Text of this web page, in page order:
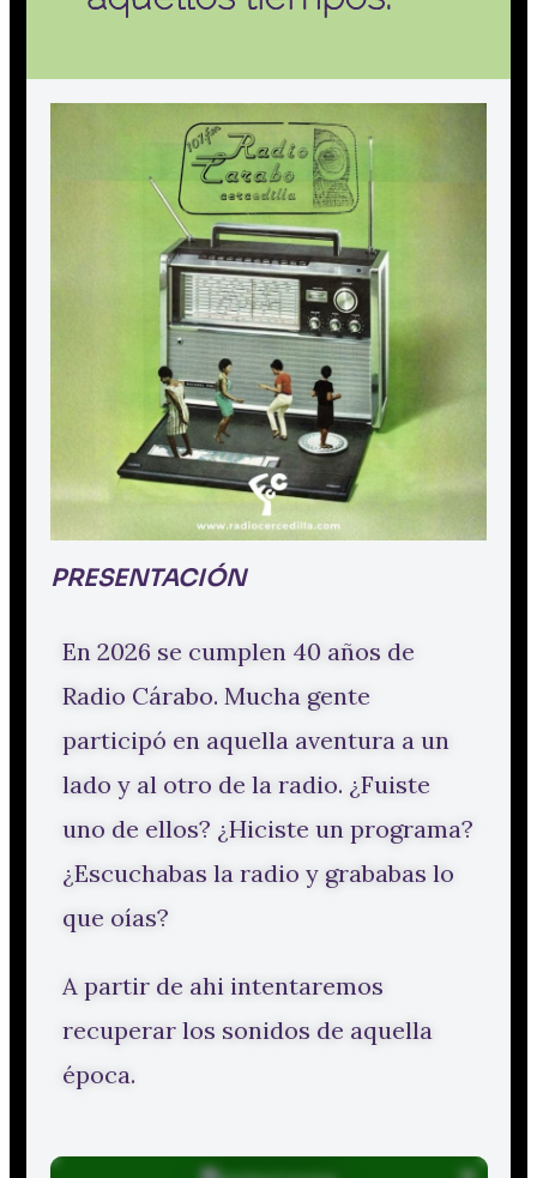
PRESENTACIÓN
En 2026 se cumplen 40 años de
Radio Cárabo. Mucha gente
participó en aquella aventura a un
lado y al otro de la radio. ¿Fuiste
uno de ellos? ¿Hiciste un programa?
¿Escuchabas la radio y grababas lo
que oías?
A partir de ahi intentaremos
recuperar los sonidos de aquella
época.